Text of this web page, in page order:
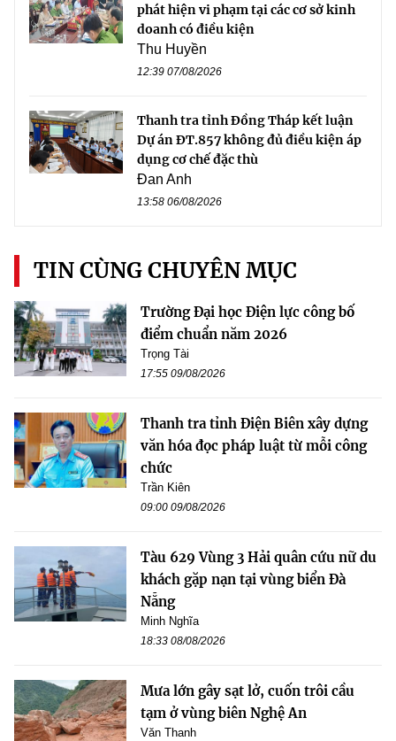
phát hiện vi phạm tại các cơ sở kinh
doanh có điều kiện
Thu Huyền
12:39 07/08/2026
Thanh tra tỉnh Đồng Tháp kết luận
Dự án ĐT.857 không đủ điều kiện áp
dụng cơ chế đặc thù
Đan Anh
13:58 06/08/2026
TIN CÙNG CHUYÊN MỤC
Trường Đại học Điện lực công bố
điểm chuẩn năm 2026
Trọng Tài
17:55 09/08/2026
Thanh tra tỉnh Điện Biên xây dựng
văn hóa đọc pháp luật từ mỗi công
chức
Trần Kiên
09:00 09/08/2026
Tàu 629 Vùng 3 Hải quân cứu nữ du
khách gặp nạn tại vùng biển Đà
Nẵng
Minh Nghĩa
18:33 08/08/2026
Mưa lớn gây sạt lở, cuốn trôi cầu
tạm ở vùng biên Nghệ An
Văn Thanh